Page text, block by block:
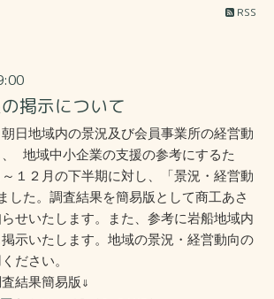
RSS
掲示について
日地域内の景況及び会員事業所の経営動
地域中小企業の支援の参考にするた
１２月の下半期に対し、「景況・経営動
した。調査結果を簡易版として商工あさ
せいたします。また、参考に岩船地域内
示いたします。地域の景況・経営動向の
ださい。
結果簡易版⇓